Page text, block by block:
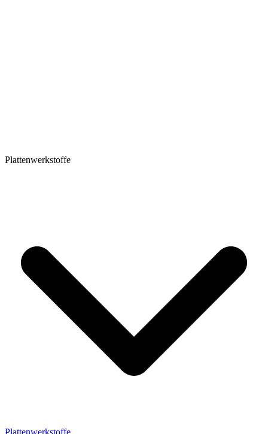
Plattenwerkstoffe
Plattenwerkstoffe